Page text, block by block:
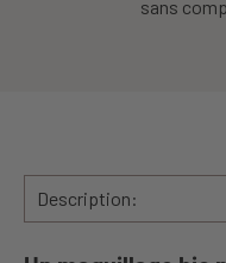
sans
Description: